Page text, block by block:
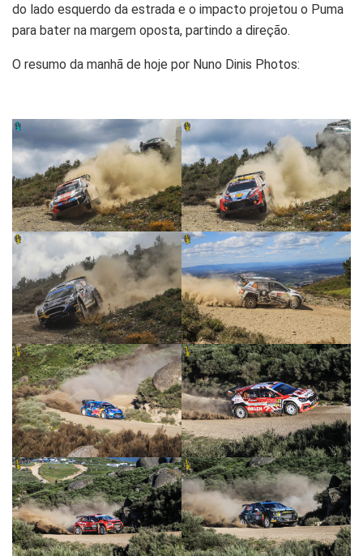
do lado esquerdo da estrada e o impacto projetou o Puma
para bater na margem oposta, partindo a direção.
O resumo da manhã de hoje por Nuno Dinis Photos: